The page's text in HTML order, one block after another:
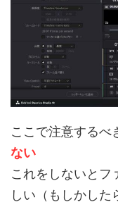
ここで注意するべ
ない
これをしないとフ
しい（もしかした